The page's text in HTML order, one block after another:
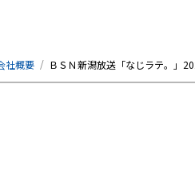
社概要 ＢＳＮ新潟放送「なじラテ。」